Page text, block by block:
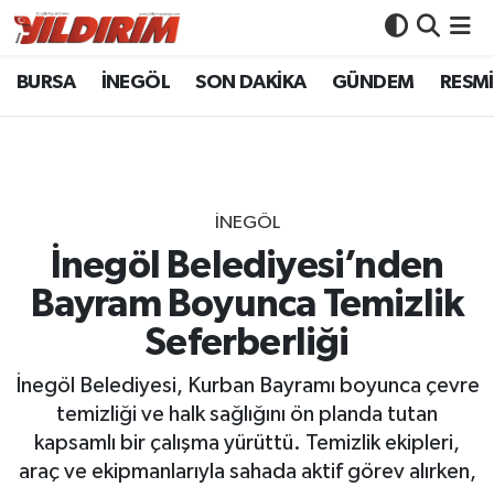
BURSA İNEGÖL SON DAKİKA GÜNDEM
İNEGÖL
İnegöl Belediyesi’nden
Bayram Boyunca Temizlik
Seferberliği
İnegöl Belediyesi, Kurban Bayramı boyunca çevre
temizliği ve halk sağlığını ön planda tutan
kapsamlı bir çalışma yürüttü. Temizlik ekipleri,
araç ve ekipmanlarıyla sahada aktif görev alırken,
BURSA
GÜNDEM
RESMİ İLANLAR
SİYASET
YAŞAM
Bursa Nöbetçi Eczaneler
Bursa Trafik Yoğunluk Haritası
Süper Lig Puan Durumu ve Fikstür
Son Dakika Haberleri
Haber Arşivi